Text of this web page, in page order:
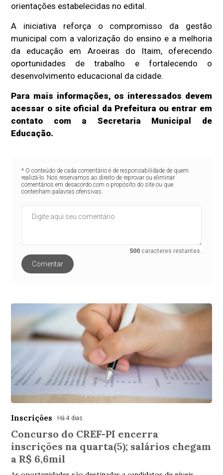
orientações estabelecidas no edital.
A iniciativa reforça o compromisso da gestão
municipal com a valorização do ensino e a melhoria
da educação em Aroeiras do Itaim, oferecendo
oportunidades de trabalho e fortalecendo o
desenvolvimento educacional da cidade.
Para mais informações, os interessados devem
acessar o site oficial da Prefeitura ou entrar em
contato com a Secretaria Municipal de
Educação.
* O conteúdo de cada comentário é de responsabilidade de quem
realizá-lo. Nos reservamos ao direito de reprovar ou eliminar
comentários em desacordo com o propósito do site ou que
contenham palavras ofensivas.
500 caracteres restantes.
Comentar
Inscrições Há 4 dias
Concurso do CREF-PI encerra
inscrições na quarta(5); salários chegam
a R$ 6,6mil